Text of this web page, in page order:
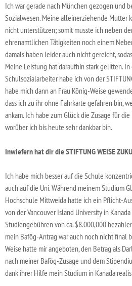
Ich war gerade nach München gezogen und
Sozialwesen. Meine alleinerziehende
nicht unterstützen; somit musste ich neben
ehrenamtlichen Tätigkeiten noch einem
damals haben leider auch nicht gereicht,
Meine Leistung hat daraufhin stark gelitten.
Schulsozialarbeiter habe ich von der
habe mich dann an Frau König-Weise
dass ich zu ihr ohne Fahrkarte gefahren bin,
ankam. Ich habe zum Glück die Zusage für
worüber ich bis heute sehr dankbar bin.
Inwiefern hat dir die STIFTUNG WEISE
Ich habe mich besser auf die Schule
auch auf die Uni. Während meinem Studium
Hochschule Mittweida hatte ich ein Pflicht-
von der Vancouver Island University in
Studiengebühren von ca. $8.000,000
mein Bafög-Antrag war auch noch nicht final
Weise hatte mir angeboten, den Betrag als
nach meiner Bafög-Zusage und dem
dank ihrer Hilfe mein Studium in Kanada